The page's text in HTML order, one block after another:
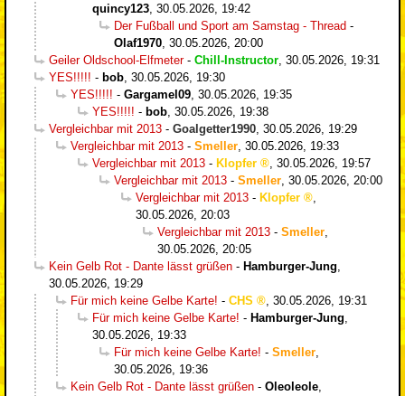
quincy123 30.05.2026, 19:42
Der Fußball und Sport am Samstag - Thread -
Olaf1970 30.05.2026, 20:00
Geiler Oldschool-Elfmeter- Chill-Instructor 30.05.2026, 19:31
YES!!!!! - bob 30.05.2026, 19:30
YES!!!!! - Gargamel09 30.05.2026, 19:35
YES!!!!! - bob 30.05.2026, 19:38
Vergleichbar mit 2013 - Goalgetter1990 30.05.2026, 19:29
Vergleichbar mit 2013 - Smeller 30.05.2026, 19:33
Vergleichbar mit 2013 - Klopfer
30.05.2026, 19:57
Vergleichbar mit 2013 - Smeller 30.05.2026, 20:00
Vergleichbar mit 2013 - Klopfer
30.05.2026, 20:03
Vergleichbar mit 2013 - Smeller
30.05.2026, 20:05
Kein Gelb Rot - Dante lässt grüßen - Hamburger-Jung
30.05.2026, 19:29
Für mich keine Gelbe Karte! - CHS
30.05.2026, 19:31
Für mich keine Gelbe Karte! - Hamburger-Jung
30.05.2026, 19:33
Für mich keine Gelbe Karte! - Smeller
30.05.2026, 19:36
Kein Gelb Rot - Dante lässt grüßen - Oleoleole